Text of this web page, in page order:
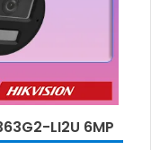
LI2U 6MP